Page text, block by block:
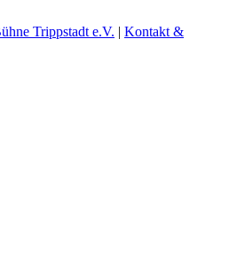
Trippstadt e.V. | Kontakt &